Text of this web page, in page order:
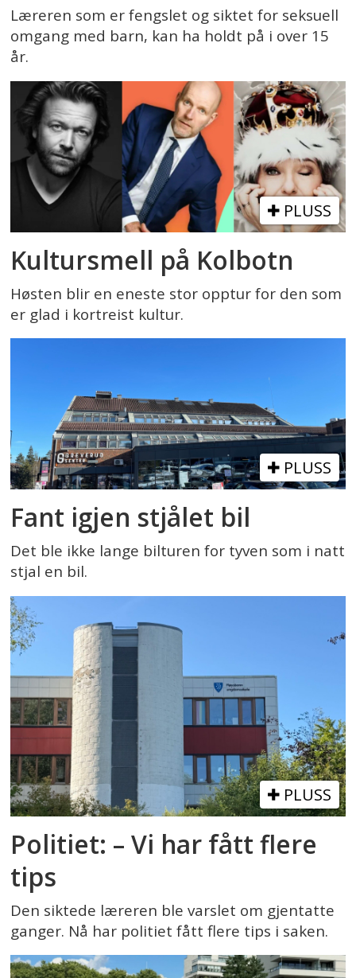
Læreren som er fengslet og siktet for seksuell
omgang med barn, kan ha holdt på i over 15
år.
PLUSS
Kultursmell på Kolbotn
Høsten blir en eneste stor opptur for den som
er glad i kortreist kultur.
PLUSS
Fant igjen stjålet bil
Det ble ikke lange bilturen for tyven som i natt
stjal en bil.
PLUSS
Politiet: – Vi har fått flere
tips
Den siktede læreren ble varslet om gjentatte
ganger. Nå har politiet fått flere tips i saken.